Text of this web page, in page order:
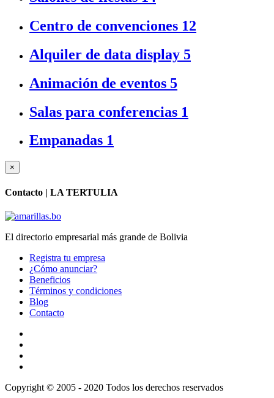
Centro de convenciones 12
Alquiler de data display 5
Animación de eventos 5
Salas para conferencias 1
Empanadas 1
×
Contacto | LA TERTULIA
El directorio empresarial más grande de Bolivia
Registra tu empresa
¿Cómo anunciar?
Beneficios
Términos y condiciones
Blog
Contacto
Copyright © 2005 - 2020 Todos los derechos reservados